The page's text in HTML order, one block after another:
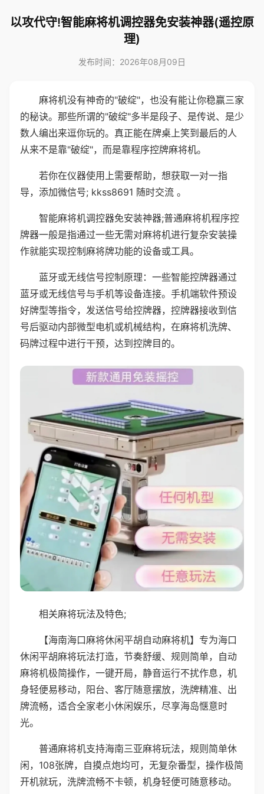
以攻代守!智能麻将机调控器免安装神器(遥控原
理)
发布时间：2026年08月09日
麻将机没有神奇的"破绽"，也没有能让你稳赢三家
的秘诀。那些所谓的"破绽"多半是段子、是传说、是少
数人编出来逗你玩的。真正能在牌桌上笑到最后的人
从来不是靠"破绽"，而是靠程序控牌麻将机。
若你在仪器使用上需要帮助，想获取一对一指
导，添加微信号; kkss8691 随时交流 。
智能麻将机调控器免安装神器;普通麻将机程序控
牌器一般是指通过一些无需对麻将机进行复杂安装操
作就能实现控制麻将牌功能的设备或工具。
蓝牙或无线信号控制原理：一些智能控牌器通过
蓝牙或无线信号与手机等设备连接。手机端软件预设
好牌型等指令，发送信号给控牌器，控牌器接收到信
号后驱动内部微型电机或机械结构，在麻将机洗牌、
码牌过程中进行干预，达到控牌目的。
相关麻将玩法及特色;
【海南海口麻将休闲平胡自动麻将机】专为海口
休闲平胡麻将玩法打造，节奏舒缓、规则简单，自动
麻将机极简操作，一键开局，静音运行不扰作息，机
身轻便易移动，阳台、客厅随意摆放，洗牌精准、出
牌流畅，适合全家老小休闲娱乐，尽享海岛惬意时
光。
普通麻将机支持海南三亚麻将玩法，规则简单休
闲，108张牌，自摸点炮均可，无复杂番型，操作极简
开机就玩，洗牌流畅不卡顿，机身轻便可随意移动。